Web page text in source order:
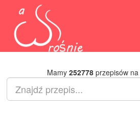
Mamy 252778przepisów na